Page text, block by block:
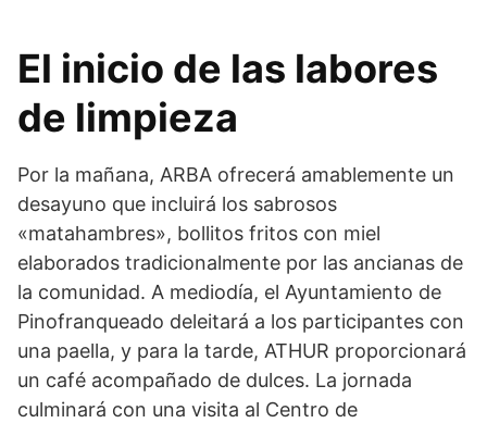
El inicio de las labores
de limpieza
Por la mañana, ARBA ofrecerá amablemente un
desayuno que incluirá los sabrosos
«matahambres», bollitos fritos con miel
elaborados tradicionalmente por las ancianas de
la comunidad. A mediodía, el Ayuntamiento de
Pinofranqueado deleitará a los participantes con
una paella, y para la tarde, ATHUR proporcionará
un café acompañado de dulces. La jornada
culminará con una visita al Centro de